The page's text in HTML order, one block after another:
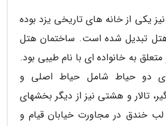
یکی از خانه های تاریخی یزد بوده
تبدیل شده است. ساختمان هتل
به خانواده ای با نام طیبی بود.
دو حیاط شامل حیاط اصلی و
تالار و هشتی نیز از دیگر بخشهای
خندق در مجاورت خیابان قیام و